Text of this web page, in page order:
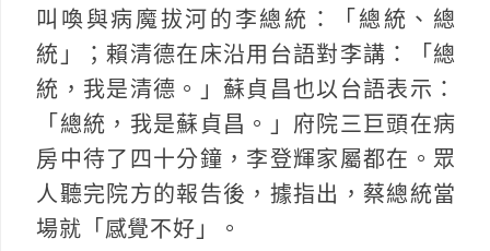
叫喚與病魔拔河的李總統：「總統、總
統」；賴清德在床沿用台語對李講：「總
統，我是清德。」蘇貞昌也以台語表示：
「總統，我是蘇貞昌。」府院三巨頭在病
房中待了四十分鐘，李登輝家屬都在。眾
人聽完院方的報告後，據指出，蔡總統當
場就「感覺不好」。